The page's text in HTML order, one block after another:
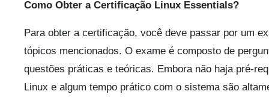
Como Obter a Certificação Linux Essentials?
Para obter a certificação, você deve passar por um
tópicos mencionados. O exame é composto de
questões práticas e teóricas. Embora não haja pré-
Linux e algum tempo prático com o sistema são